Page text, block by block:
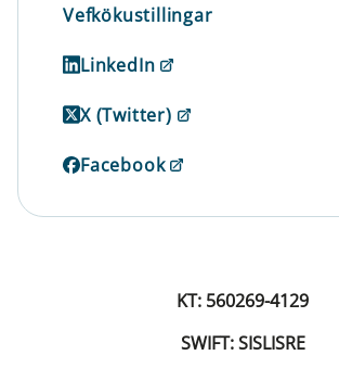
Vefkökustillingar
LinkedIn
X (Twitter)
Facebook
KT: 560269-4129
SWIFT: SISLISRE